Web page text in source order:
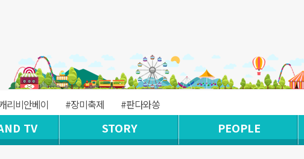
리비안베이 #장미축제 #판다와쏭
TV STORY PEOPLE